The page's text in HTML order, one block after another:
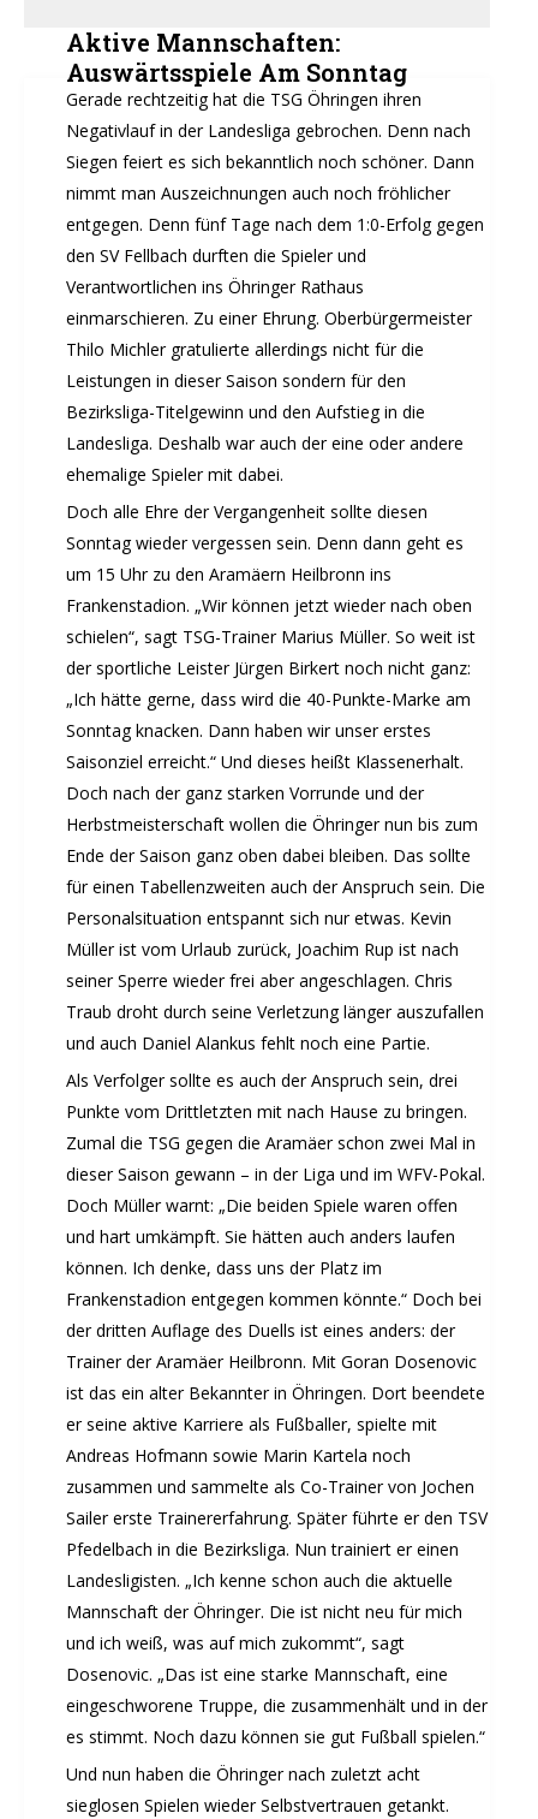
Jedermann-Turnen
Judo
Karate
Kinderturnen
Leichtathletik
Musikzug
Rehasport
Schach
Schwimmen
Sportabzeichen
KURSANGEBOTE
Fit & Gesund – Gesundheitskurs
Kinderturnen
Schwimmkurse
Yoga
Termine Events
Vereinsbus
Besprechungszimmer
Heimwettkämpfe Veranstaltungen
BERICHTE
Downloads & Formulare
Mitgliedschaft
Fanartikel
Links
GALERIEN
Sommernachtsfest 2026
14. Kinder-Sport-Spiele 2026
Sportabzeichen Ehrung 2025
Seniorennachmittag 7.10.25
Sommernachtsfest 2025
13. Kinder-Sport-Spiele 2025
Mitarbeiterfest 2024
12. Kinder-Sport-Spiele 2024
Mitarbeiterfest 2023
11. Kinder-Sport-Spiele 2023
Seniorennachmittag 2019
Sommernachtsfest 2019
10. Kinder-Sport-Spiele 2022
26. Öhringer Stadtlauf 2019
Sportabzeichenehrung 2021
Aktive Mannschaften:
Auswärtsspiele Am Sonntag
Gerade rechtzeitig hat die TSG Öhringen ihren
Negativlauf in der Landesliga gebrochen. Denn nach
Siegen feiert es sich bekanntlich noch schöner. Dann
nimmt man Auszeichnungen auch noch fröhlicher
entgegen. Denn fünf Tage nach dem 1:0-Erfolg gegen
den SV Fellbach durften die Spieler und
Verantwortlichen ins Öhringer Rathaus
einmarschieren. Zu einer Ehrung. Oberbürgermeister
Thilo Michler gratulierte allerdings nicht für die
Leistungen in dieser Saison sondern für den
Bezirksliga-Titelgewinn und den Aufstieg in die
Landesliga. Deshalb war auch der eine oder andere
ehemalige Spieler mit dabei.
Doch alle Ehre der Vergangenheit sollte diesen
Sonntag wieder vergessen sein. Denn dann geht es
um 15 Uhr zu den Aramäern Heilbronn ins
Frankenstadion. „Wir können jetzt wieder nach oben
schielen“, sagt TSG-Trainer Marius Müller. So weit ist
der sportliche Leister Jürgen Birkert noch nicht ganz:
„Ich hätte gerne, dass wird die 40-Punkte-Marke am
Sonntag knacken. Dann haben wir unser erstes
Saisonziel erreicht.“ Und dieses heißt Klassenerhalt.
Doch nach der ganz starken Vorrunde und der
Herbstmeisterschaft wollen die Öhringer nun bis zum
Ende der Saison ganz oben dabei bleiben. Das sollte
für einen Tabellenzweiten auch der Anspruch sein. Die
Personalsituation entspannt sich nur etwas. Kevin
Müller ist vom Urlaub zurück, Joachim Rup ist nach
seiner Sperre wieder frei aber angeschlagen. Chris
Traub droht durch seine Verletzung länger auszufallen
und auch Daniel Alankus fehlt noch eine Partie.
Als Verfolger sollte es auch der Anspruch sein, drei
Punkte vom Drittletzten mit nach Hause zu bringen.
Zumal die TSG gegen die Aramäer schon zwei Mal in
dieser Saison gewann – in der Liga und im WFV-Pokal.
Doch Müller warnt: „Die beiden Spiele waren offen
und hart umkämpft. Sie hätten auch anders laufen
können. Ich denke, dass uns der Platz im
Frankenstadion entgegen kommen könnte.“ Doch bei
der dritten Auflage des Duells ist eines anders: der
Trainer der Aramäer Heilbronn. Mit Goran Dosenovic
ist das ein alter Bekannter in Öhringen. Dort beendete
er seine aktive Karriere als Fußballer, spielte mit
Andreas Hofmann sowie Marin Kartela noch
zusammen und sammelte als Co-Trainer von Jochen
Sailer erste Trainererfahrung. Später führte er den TSV
Pfedelbach in die Bezirksliga. Nun trainiert er einen
Landesligisten. „Ich kenne schon auch die aktuelle
Mannschaft der Öhringer. Die ist nicht neu für mich
und ich weiß, was auf mich zukommt“, sagt
Dosenovic. „Das ist eine starke Mannschaft, eine
eingeschworene Truppe, die zusammenhält und in der
es stimmt. Noch dazu können sie gut Fußball spielen.“
Und nun haben die Öhringer nach zuletzt acht
sieglosen Spielen wieder Selbstvertrauen getankt.